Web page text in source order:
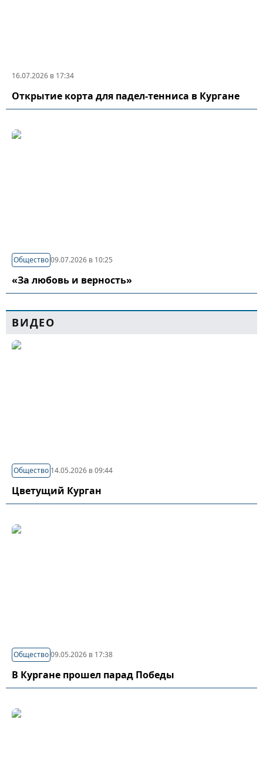
16.07.2026 в 17:34
Открытие корта для падел-тенниса в Кургане
Общество09.07.2026 в 10:25
«За любовь и верность»
ВИДЕО
Общество 14.05.2026 в 09:44
Цветущий Курган
Общество09.05.2026 в 17:38
В Кургане прошел парад Победы